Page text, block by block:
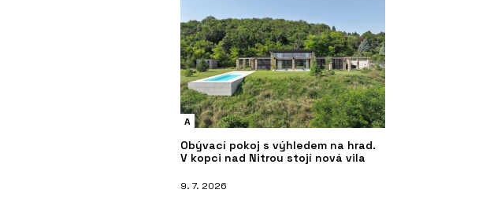
A
Obývací pokoj s výhledem na hrad.
V kopci nad Nitrou stojí nová vila
9. 7. 2026